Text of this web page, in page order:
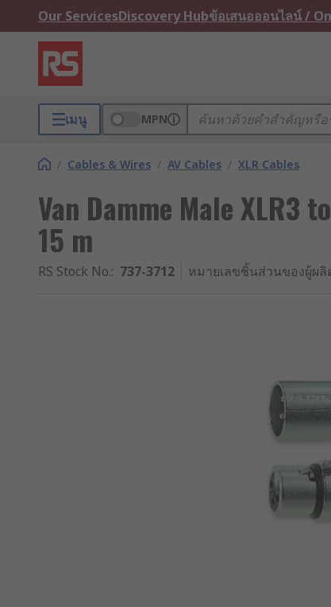
Our ServicesDiscovery Hubข้อเสนอออนไลน์ /
เมนู MPN
/ Cables & Wires / AV Cables / XLR Cables
Van Damme Male XLR3
15 m
RS Stock No.: 737-3712 หมายเลขชิ้นส่วนของผู้ผลิ